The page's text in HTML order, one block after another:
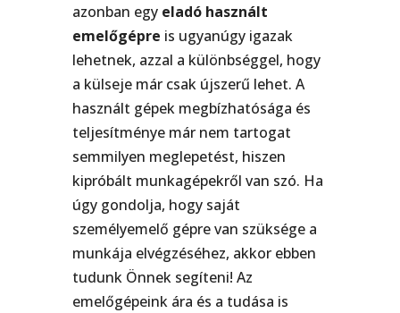
azonban egyeladó használt
emelőgépre is ugyanúgy igazak
lehetnek, azzal a különbséggel, hogy
a külseje már csak újszerű lehet. A
használt gépek megbízhatósága és
teljesítménye már nem tartogat
semmilyen meglepetést, hiszen
kipróbált munkagépekről van szó. Ha
úgy gondolja, hogy saját
személyemelő gépre van szüksége a
munkája elvégzéséhez, akkor ebben
tudunk Önnek segíteni! Az
emelőgépeink ára és a tudása is